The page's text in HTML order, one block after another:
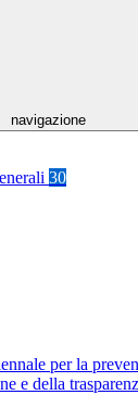
navigazione
30
per la
e della